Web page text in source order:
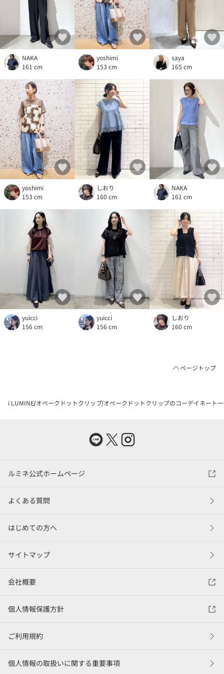
NAKA
161 cm
yoshimi
153 cm
saya
165 cm
yoshimi
153 cm
しおり
160 cm
NAKA
161 cm
yuicci
156 cm
yuicci
156 cm
しおり
160 cm
ページトップ
i LUMINE オペークドットクリップ オペークドットクリップのコーデイネート
ルミネ公式ホームページ
よくある質問
はじめての方へ
サイトマップ
会社概要
個人情報保護方針
ご利用規約
個人情報の取扱いに関する重要事項